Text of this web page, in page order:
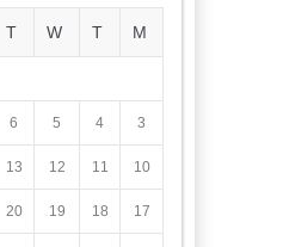
M
T
W
T
3
4
5
6
10
11
12
13
17
18
19
20